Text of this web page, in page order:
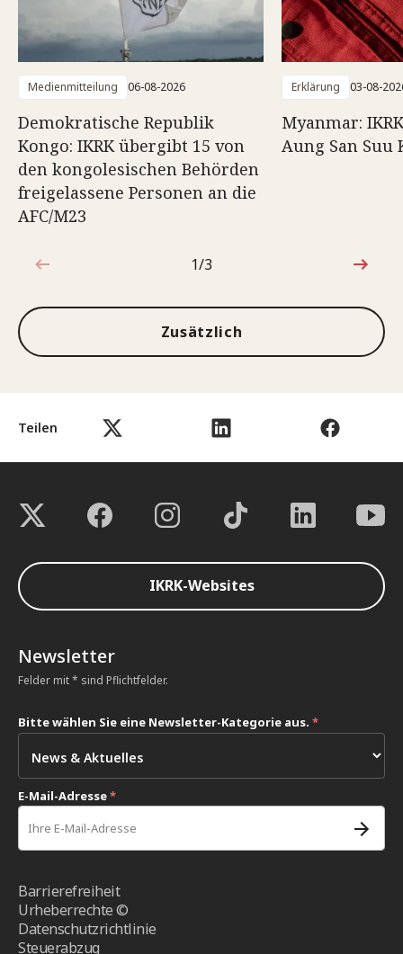
Teilen
Medienmitteilung 06-08-2026
Demokratische Republik
Kongo: IKRK übergibt 15 von
den kongolesischen Behörden
freigelassene Personen an die
AFC/M23
Erklärung 03-08-
Myanmar:
Aung San Suu
1von3
1/3
Zusätzlich
IKRK-Websites
Newsletter
Felder mit * sind Pflichtfelder.
Bitte wählen Sie eine Newsletter-Kategorie aus. *
E-Mail-Adresse*
Barrierefreiheit
Urheberrechte ©
Datenschutzrichtlinie
Steuerabzug